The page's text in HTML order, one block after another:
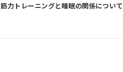
筋力トレーニングと睡眠の関係について